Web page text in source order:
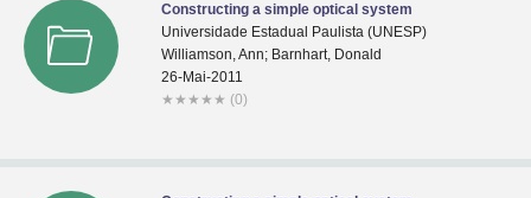
Constructing a simple optical system
Universidade Estadual Paulista (UNESP)
Williamson, Ann; Barnhart, Donald
26-Mai-2011
★ ★ ★ ★ ★ (0)